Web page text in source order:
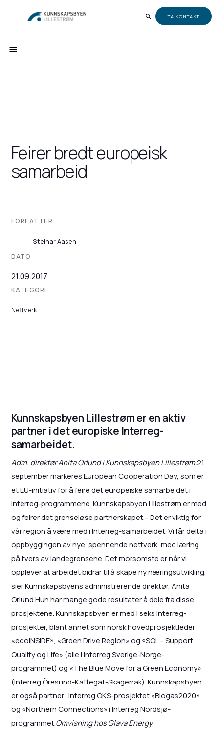
TA KONTAKT
Feirer bredt europeisk
samarbeid
FORFATTER
Steinar Aasen
DATO
21.09.2017
KATEGORI
Nettverk
Kunnskapsbyen Lillestrøm er en aktiv
partner i det europiske Interreg-
samarbeidet.
Adm. direktør Anita Orlund i Kunnskapsbyen Lillestrøm.21.
september markeres European Cooperation Day, som er
et EU-initiativ for å feire det europeiske samarbeidet i
Interreg-programmene. Kunnskapsbyen Lillestrøm er med
og feirer det grenseløse partnerskapet.– Det er viktig for
vår region å være med i Interreg-samarbeidet. Vi får delta i
oppbyggingen av nye, spennende nettverk, med læring
på tvers av landegrensene. Det morsomste er når vi
opplever at arbeidet bidrar til å skape ny næringsutvikling,
sier Kunnskapsbyens administrerende direktør, Anita
Orlund.Hun har mange gode resultater å dele fra disse
prosjektene. Kunnskapsbyen er med i seks Interreg-
prosjekter, blant annet som norsk hovedprosjektleder i
«ecoINSIDE», «Green Drive Region» og «SOL – Support
Quality og Life» (alle i Interreg Sverige-Norge-
programmet) og «The Blue Move for a Green Economy»
(Interreg Öresund-Kattegat-Skagerrak). Kunnskapsbyen
er også partner i Interreg ÖKS-prosjektet «Biogas2020»
og «Northern Connections» i Interreg Nordsjø-
programmet.Omvisning hos Glava Energy